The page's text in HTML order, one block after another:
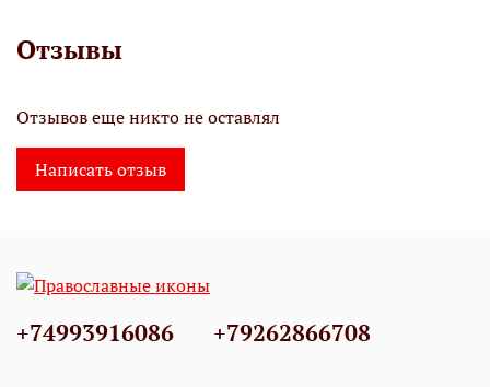
Отзывы
Отзывов еще никто не оставлял
Написать отзыв
+74993916086 +79262866708